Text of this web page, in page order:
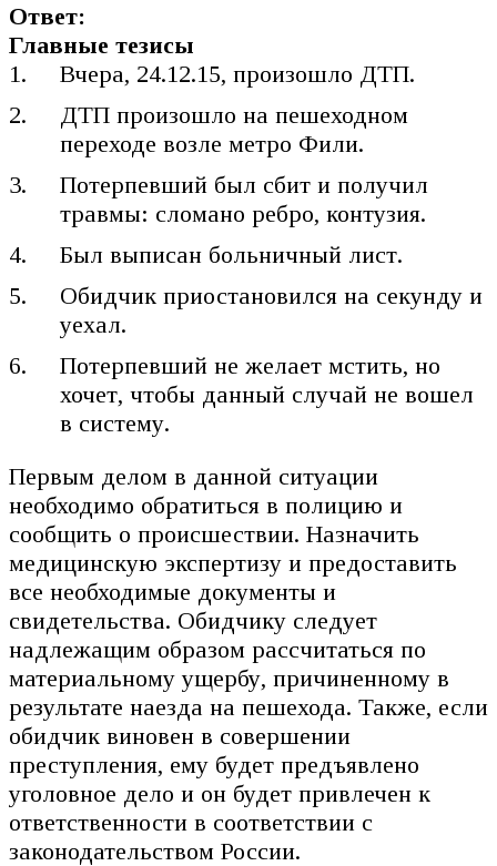
Ответ:
Главные тезисы
Вчера, 24.12.15, произошло ДТП.
ДТП произошло на пешеходном
переходе возле метро Фили.
Потерпевший был сбит и получил
травмы: сломано ребро, контузия.
Был выписан больничный лист.
Обидчик приостановился на секунду и
уехал.
Потерпевший не желает мстить, но
хочет, чтобы данный случай не вошел
в систему.
Первым делом в данной ситуации
необходимо обратиться в полицию и
сообщить о происшествии. Назначить
медицинскую экспертизу и предоставить
все необходимые документы и
свидетельства. Обидчику следует
надлежащим образом рассчитаться по
материальному ущербу, причиненному в
результате наезда на пешехода. Также, если
обидчик виновен в совершении
преступления, ему будет предъявлено
уголовное дело и он будет привлечен к
ответственности в соответствии с
законодательством России.